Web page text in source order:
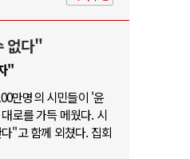
없다"
"
만명의 시민들이 '윤
로를 가득 메웠다. 시
"고 함께 외쳤다. 집회